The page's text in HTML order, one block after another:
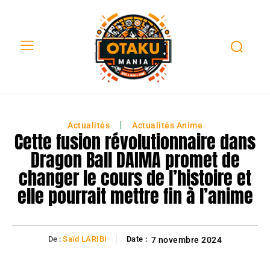
Actualités Actualités Anime
Cette fusion révolutionnaire dans
Dragon Ball DAIMA promet de
changer le cours de l’histoire et
elle pourrait mettre fin à l’anime
De : Saïd LARIBI Date : 7 novembre 2024